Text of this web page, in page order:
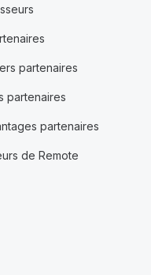
partenaires
partenaires
partenaires
de Remote